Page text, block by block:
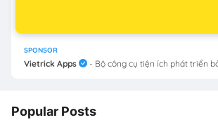
SPONSOR
Vietrick Apps - Bộ công cụ tiện ích phát triển
Popular Posts